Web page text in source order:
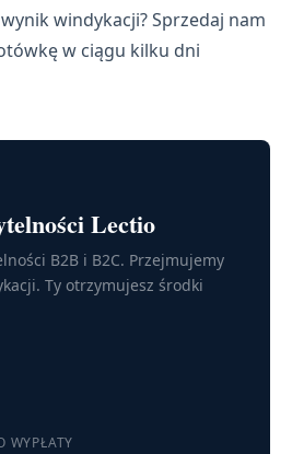
windykacji? Sprzedaj nam
w ciągu kilku dni
Lectio
B2B i B2C. Przejmujemy
Ty otrzymujesz środki
WYPŁATY